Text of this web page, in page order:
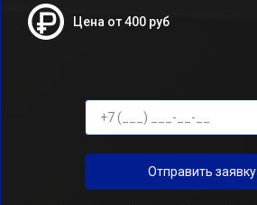
Цена от 400 руб
Отправить заявку